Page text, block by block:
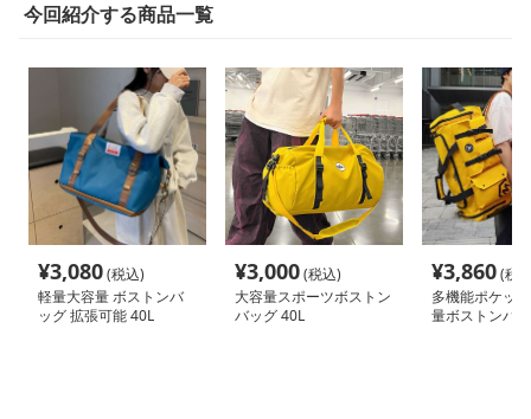
今回紹介する商品一覧
¥3,080(税込)
軽量大容量 ボストンバ
ッグ 拡張可能 40L
¥3,000(税込)
大容量スポーツボストン
バッグ 40L
¥3,860(税
多機能ポケッ
量ボストンバ